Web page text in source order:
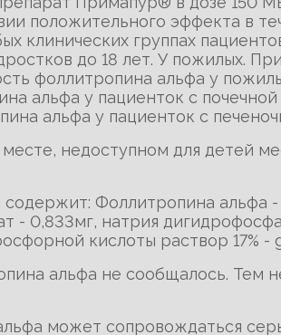
положительного эффекта в
группах
до 18 лет. У пожилых.
фоллитропина альфа у
альфа у пациенток с
альфа у пациенток с
недоступном для детей
Фоллитропина альфа
- 0,833мг, натрия
кислоты раствор 17% -
альфа не сообщалось. Тем
может сопровождаться